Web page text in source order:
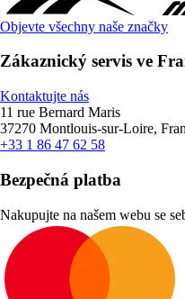
Objevte všechny naše značky
Zákaznický servis ve
Kontaktujte nás
11 rue Bernard Maris
37270 Montlouis-sur-Loire,
+33 1 86 47 62 58
Bezpečná platba
Nakupujte na našem webu se